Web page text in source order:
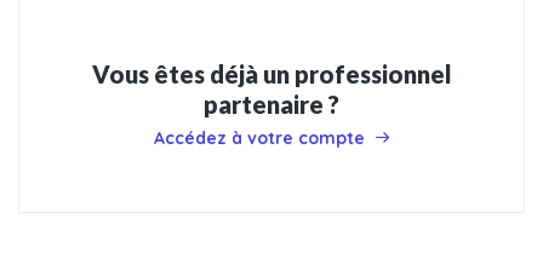
Vous êtes déjà un professionnel
partenaire ?
Accédez à votre compte